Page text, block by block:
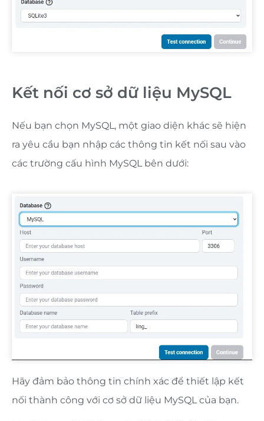
Kết nối cơ sở dữ liệu MySQL
Nếu bạn chọn MySQL, một giao diện khác sẽ hiện
ra yêu cầu bạn nhập các thông tin kết nối sau vào
các trường cấu hình MySQL bên dưới:
Hãy đảm bảo thông tin chính xác để thiết lập kết
nối thành công với cơ sở dữ liệu MySQL của bạn.